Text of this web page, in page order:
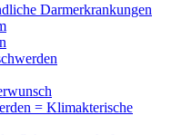
Darmerkrankungen
= Klimakterische